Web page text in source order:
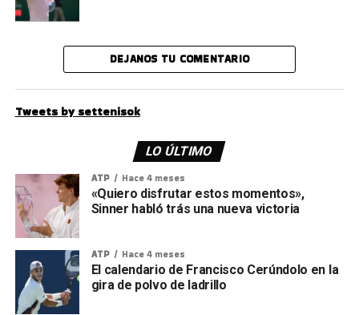
DEJANOS TU COMENTARIO
Tweets by settenisok
LO ÚLTIMO
ATP Hace 4 meses
«Quiero disfrutar estos momentos»,
Sinner habló trás una nueva victoria
ATP Hace 4 meses
El calendario de Francisco Cerúndolo en la
gira de polvo de ladrillo